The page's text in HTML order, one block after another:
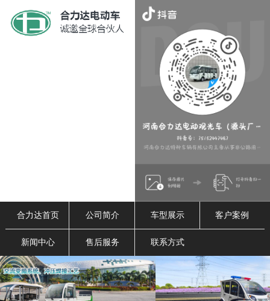
合力达首页 公司简介 车型展示 客户案例
新闻中心 售后服务 联系方式